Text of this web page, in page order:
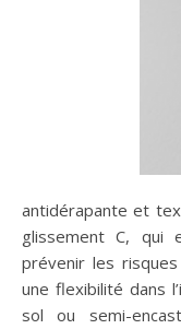
antidérapante et
glissement C, qui
prévenir les
une flexibilité dans
sol ou semi-